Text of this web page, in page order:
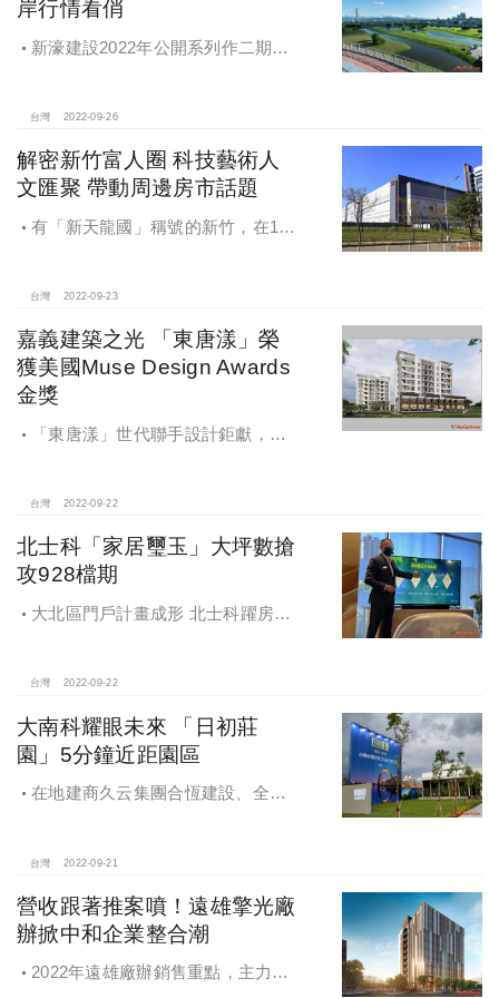
岸行情看俏
新濠建設2022年公開系列作二期
市場接受度高的20~33坪、2~3房產
品，獲得相當不錯的市場迴響。
台灣 2022-09-26
解密新竹富人圈 科技藝術人
文匯聚 帶動周邊房市話題
有「新天龍國」稱號的新竹，在16
便進入冷靜期，仍澆不息科技新貴買
屋的需求。
台灣 2022-09-23
嘉義建築之光 「東唐漾」榮
獲美國Muse Design Awards
金獎
「東唐漾」世代聯手設計鉅獻，由
偉建築師、德國IF獲獎白水設計李金
源設計師，集結中台灣最強精品豪宅
建築設計團隊設計，打造質青世代時
尚輕豪宅社區。
台灣 2022-09-22
北士科「家居璽玉」大坪數搶
攻928檔期
大北區門戶計畫成形 北士科躍房市
台灣 2022-09-22
大南科耀眼未來 「日初莊
園」5分鐘近距園區
在地建商久云集團合恆建設、全易
的港口段，4分鐘上國道一號、9分鐘
抵南二高，且鄰近國道八號，加上北
外環道路、永康交流道聯絡道工程，
可迅速串聯台南都會地區
台灣 2022-09-21
營收跟著推案噴！遠雄擎光廠
辦掀中和企業整合潮
2022年遠雄廠辦銷售重點，主力在